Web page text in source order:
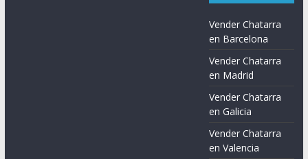
Vender Chatarra
en Barcelona
Vender Chatarra
en Madrid
Vender Chatarra
en Galicia
Vender Chatarra
en Valencia